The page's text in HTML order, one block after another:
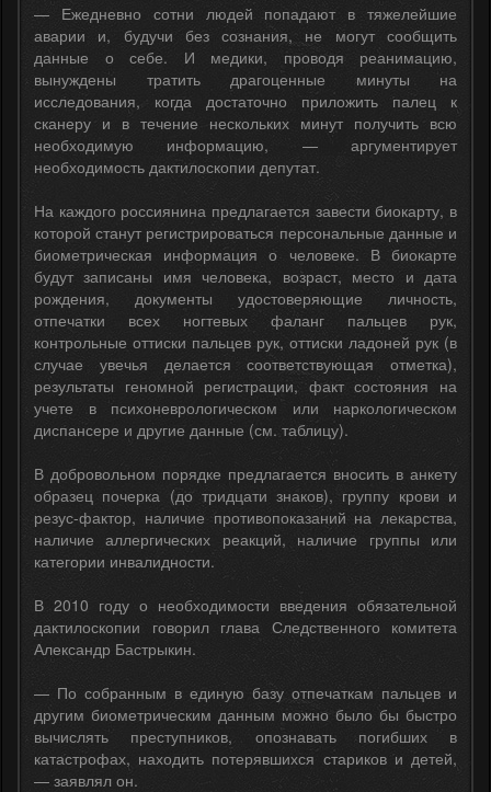
— Ежедневно сотни людей попадают в тяжелейшие
аварии и, будучи без сознания, не могут сообщить
данные о себе. И медики, проводя реанимацию,
вынуждены тратить драгоценные минуты на
исследования, когда достаточно приложить палец к
сканеру и в течение нескольких минут получить всю
необходимую информацию, — аргументирует
необходимость дактилоскопии депутат.
На каждого россиянина предлагается завести биокарту, в
которой станут регистрироваться персональные данные и
биометрическая информация о человеке. В биокарте
будут записаны имя человека, возраст, место и дата
рождения, документы удостоверяющие личность,
отпечатки всех ногтевых фаланг пальцев рук,
контрольные оттиски пальцев рук, оттиски ладоней рук (в
случае увечья делается соответствующая отметка),
результаты геномной регистрации, факт состояния на
учете в психоневрологическом или наркологическом
диспансере и другие данные (см. таблицу).
В добровольном порядке предлагается вносить в анкету
образец почерка (до тридцати знаков), группу крови и
резус-фактор, наличие противопоказаний на лекарства,
наличие аллергических реакций, наличие группы или
категории инвалидности.
В 2010 году о необходимости введения обязательной
дактилоскопии говорил глава Следственного комитета
Александр Бастрыкин.
— По собранным в единую базу отпечаткам пальцев и
другим биометрическим данным можно было бы быстро
вычислять преступников, опознавать погибших в
катастрофах, находить потерявшихся стариков и детей,
— заявлял он.